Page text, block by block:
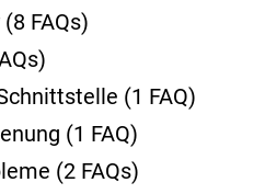
(8 FAQs)
(1 FAQ)
(1 FAQ)
(2 FAQs)